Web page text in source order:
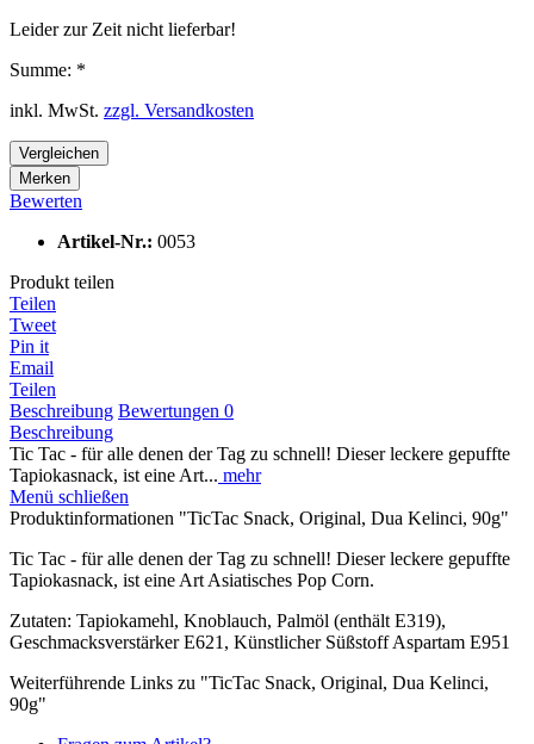
Leider zur Zeit nicht lieferbar!
Summe: *
inkl. MwSt. zzgl. Versandkosten
Vergleichen
Merken
Bewerten
Artikel-Nr.: 0053
Produkt teilen
Teilen
Tweet
Pin it
Email
Teilen
Beschreibung Bewertungen 0
Beschreibung
Tic Tac - für alle denen der Tag zu schnell! Dieser leckere gepuffte
Tapiokasnack, ist eine Art... mehr
Menü schließen
Produktinformationen "TicTac Snack, Original, Dua Kelinci, 90g"
Tic Tac - für alle denen der Tag zu schnell! Dieser leckere gepuffte
Tapiokasnack, ist eine Art Asiatisches Pop Corn.
Zutaten: Tapiokamehl, Knoblauch, Palmöl (enthält E319),
Geschmacksverstärker E621, Künstlicher Süßstoff Aspartam E951
Weiterführende Links zu "TicTac Snack, Original, Dua Kelinci,
90g"